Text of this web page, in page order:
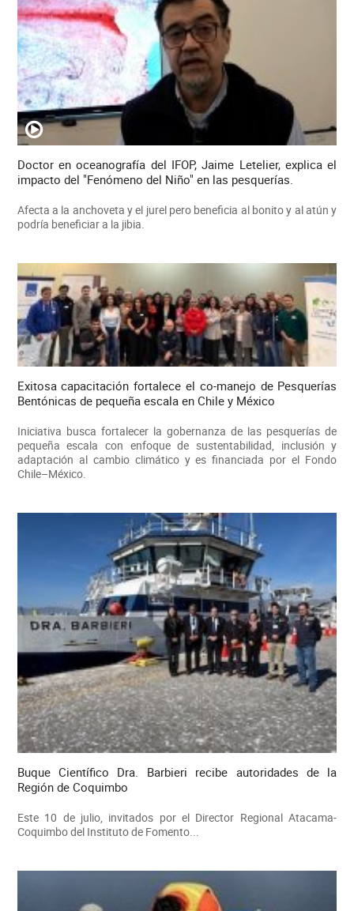
Doctor en oceanografía del IFOP, Jaime Letelier, explica el
impacto del "Fenómeno del Niño" en las pesquerías.
Afecta a la anchoveta y el jurel pero beneficia al bonito y al atún y
podría beneficiar a la jibia.
Exitosa capacitación fortalece el co-manejo de Pesquerías
Bentónicas de pequeña escala en Chile y México
Iniciativa busca fortalecer la gobernanza de las pesquerías de
pequeña escala con enfoque de sustentabilidad, inclusión y
adaptación al cambio climático y es financiada por el Fondo
Chile–México.
Buque Científico Dra. Barbieri recibe autoridades de la
Región de Coquimbo
Este 10 de julio, invitados por el Director Regional Atacama-
Coquimbo del Instituto de Fomento...